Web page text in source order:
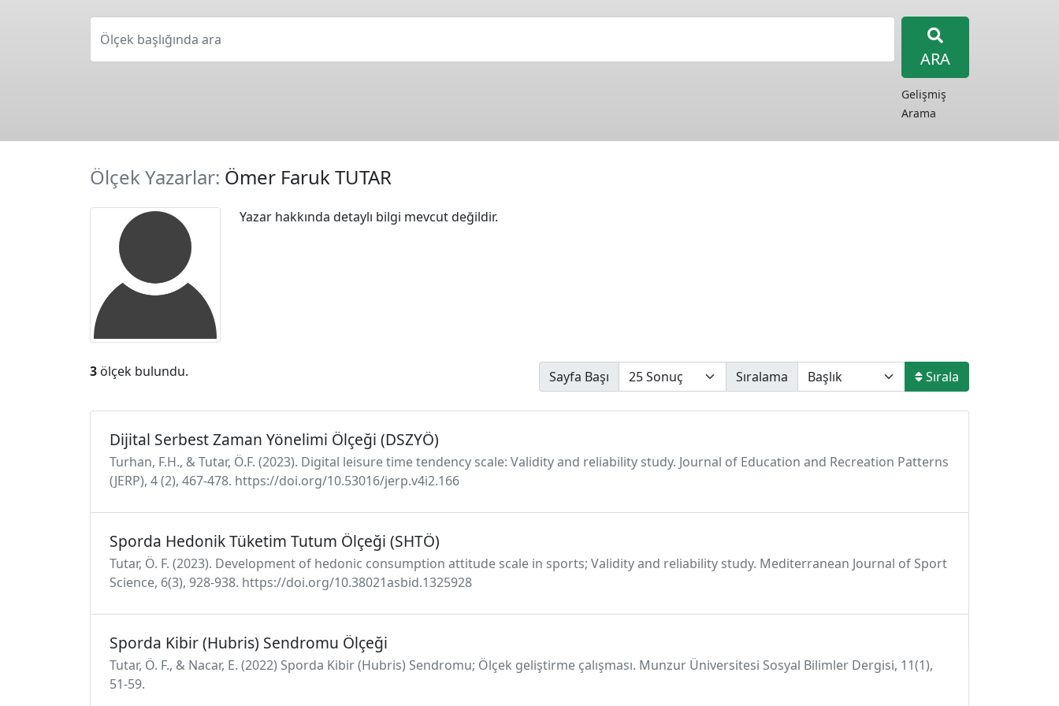
Ölçek başlığında ara
ARA
Gelişmiş
Arama
Ölçek Yazarlar: Ömer Faruk TUTAR
Yazar hakkında detaylı bilgi mevcut değildir.
3 ölçek bulundu. Sayfa Başı Sıralama Sırala
Dijital Serbest Zaman Yönelimi Ölçeği (DSZYÖ)
Turhan, F.H., & Tutar, Ö.F. (2023). Digital leisure time tendency scale: Validity and reliability study. Journal of Education and Recreation Patterns
(JERP), 4 (2), 467-478. https://doi.org/10.53016/jerp.v4i2.166
Sporda Hedonik Tüketim Tutum Ölçeği (SHTÖ)
Tutar, Ö. F. (2023). Development of hedonic consumption attitude scale in sports; Validity and reliability study. Mediterranean Journal of Sport
Science, 6(3), 928-938. https://doi.org/10.38021asbid.1325928
Sporda Kibir (Hubris) Sendromu Ölçeği
Tutar, Ö. F., & Nacar, E. (2022) Sporda Kibir (Hubris) Sendromu; Ölçek geliştirme çalışması. Munzur Üniversitesi Sosyal Bilimler Dergisi, 11(1),
51-59.